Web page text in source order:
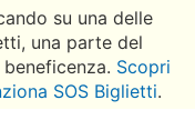
su una delle
una parte del
Scopri
SOS Biglietti.